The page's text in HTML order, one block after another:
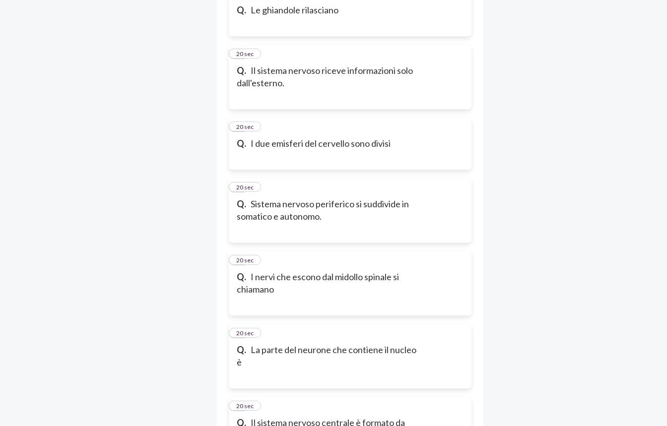
Q. Le ghiandole rilasciano
Q. Il sistema nervoso riceve informazioni solo
dall'esterno.
17
20 sec
Q. I due emisferi del cervello sono divisi
18
20 sec
Q. Sistema nervoso periferico si suddivide in
somatico e autonomo.
19
20 sec
Q. I nervi che escono dal midollo spinale si
chiamano
20
20 sec
Q. La parte del neurone che contiene il nucleo
è
21
20 sec
Q. Il sistema nervoso centrale è formato da
22
20 sec